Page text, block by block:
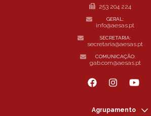
253 204 224
GERAL:
info@aesas.pt
SECRETARIA:
secretaria@aesas.pt
COMUNICAÇÃO:
gab.com@aesas.pt
Agrupamento